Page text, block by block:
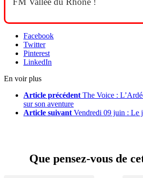
Facebook
Twitter
Pinterest
LinkedIn
En voir plus
Article précédent The Voice :
sur son aventure
Article suivant Vendredi 09 juin : Le
Que pensez-vous de